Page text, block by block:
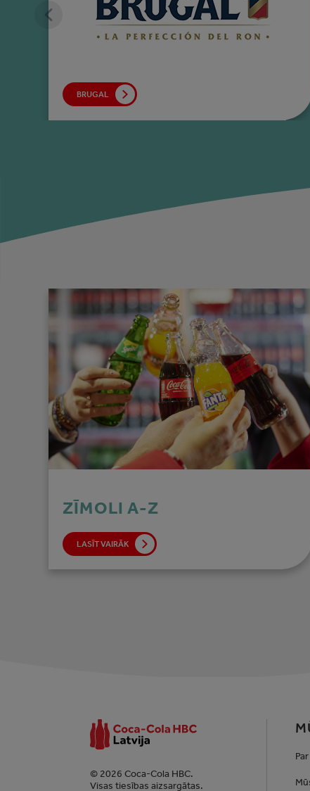
BRUGAL
ZĪMOLI A-Z
LASĪT VAIRĀK
© 2026 Coca-Cola HBC.
Visas tiesības aizsargātas.